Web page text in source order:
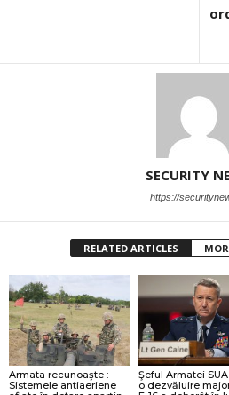
SECURITY
https://
RELATED ARTICLES
Armata recunoaşte :
Sistemele antiaeriene
Şeful Armatei
o dezvăluire